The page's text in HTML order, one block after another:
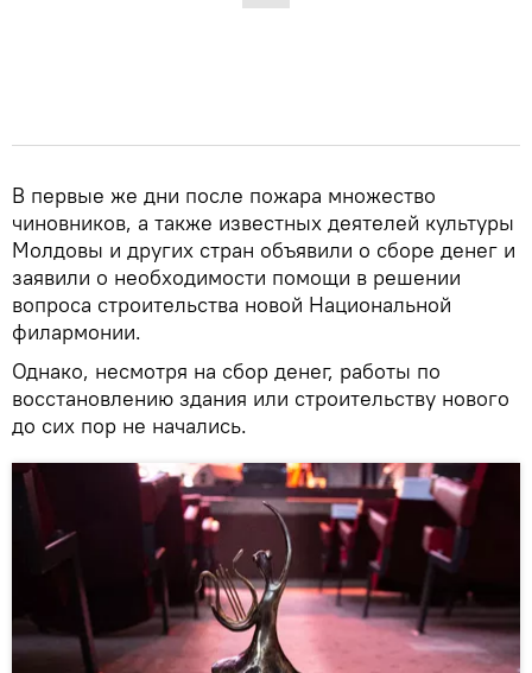
В первые же дни после пожара множество
чиновников, а также известных деятелей культуры
Молдовы и других стран объявили о сборе денег и
заявили о необходимости помощи в решении
вопроса строительства новой Национальной
филармонии.
Однако, несмотря на сбор денег, работы по
восстановлению здания или строительству нового
до сих пор не начались.